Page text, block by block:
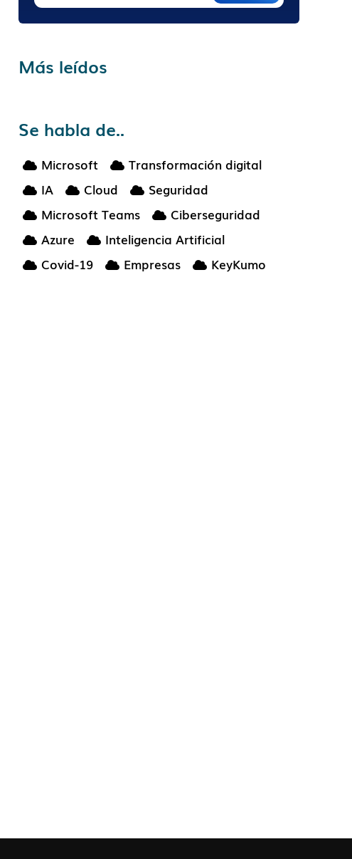
Más leídos
Se habla de..
Microsoft
Transformación digital
IA
Cloud
Seguridad
Microsoft Teams
Ciberseguridad
Azure
Inteligencia Artificial
Covid-19
Empresas KeyKumo